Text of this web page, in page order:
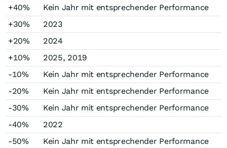
+40%
Kein Jahr mit entsprechender Performance
+30%
2023
+20%
2024
+10%
2025, 2019
-10%
Kein Jahr mit entsprechender Performance
-20%
Kein Jahr mit entsprechender Performance
-30%
Kein Jahr mit entsprechender Performance
-40%
2022
-50%
Kein Jahr mit entsprechender Performance